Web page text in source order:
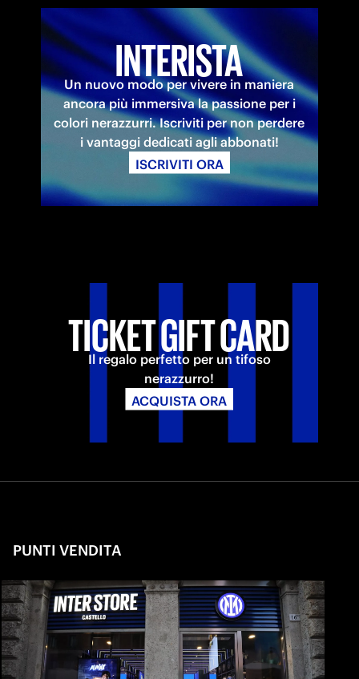
INTERISTA
Un nuovo modo per vivere in maniera
ancora più immersiva la passione per i
colori nerazzurri. Iscriviti per non perdere
i vantaggi dedicati agli abbonati!
ISCRIVITI ORA
TICKET GIFT CARD
Il regalo perfetto per un tifoso
nerazzurro!
ACQUISTA ORA
PUNTI VENDITA